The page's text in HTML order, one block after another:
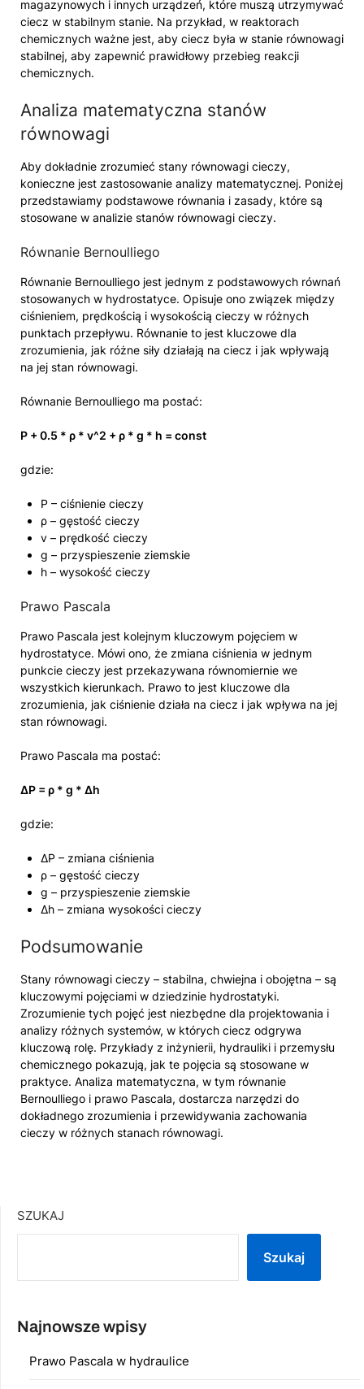
magazynowych i innych urządzeń, które muszą utrzymywać
ciecz w stabilnym stanie. Na przykład, w reaktorach
chemicznych ważne jest, aby ciecz była w stanie równowagi
stabilnej, aby zapewnić prawidłowy przebieg reakcji
chemicznych.
Analiza matematyczna stanów
równowagi
Aby dokładnie zrozumieć stany równowagi cieczy,
konieczne jest zastosowanie analizy matematycznej. Poniżej
przedstawiamy podstawowe równania i zasady, które są
stosowane w analizie stanów równowagi cieczy.
Równanie Bernoulliego
Równanie Bernoulliego jest jednym z podstawowych równań
stosowanych w hydrostatyce. Opisuje ono związek między
ciśnieniem, prędkością i wysokością cieczy w różnych
punktach przepływu. Równanie to jest kluczowe dla
zrozumienia, jak różne siły działają na ciecz i jak wpływają
na jej stan równowagi.
Równanie Bernoulliego ma postać:
P + 0.5 * ρ * v^2 + ρ * g * h = const
gdzie:
P – ciśnienie cieczy
ρ – gęstość cieczy
v – prędkość cieczy
g – przyspieszenie ziemskie
h – wysokość cieczy
Prawo Pascala
Prawo Pascala jest kolejnym kluczowym pojęciem w
hydrostatyce. Mówi ono, że zmiana ciśnienia w jednym
punkcie cieczy jest przekazywana równomiernie we
wszystkich kierunkach. Prawo to jest kluczowe dla
zrozumienia, jak ciśnienie działa na ciecz i jak wpływa na jej
stan równowagi.
Prawo Pascala ma postać:
ΔP = ρ * g * Δh
gdzie:
ΔP – zmiana ciśnienia
ρ – gęstość cieczy
g – przyspieszenie ziemskie
Δh – zmiana wysokości cieczy
Podsumowanie
Stany równowagi cieczy – stabilna, chwiejna i obojętna – są
kluczowymi pojęciami w dziedzinie hydrostatyki.
Zrozumienie tych pojęć jest niezbędne dla projektowania i
analizy różnych systemów, w których ciecz odgrywa
kluczową rolę. Przykłady z inżynierii, hydrauliki i przemysłu
chemicznego pokazują, jak te pojęcia są stosowane w
praktyce. Analiza matematyczna, w tym równanie
Bernoulliego i prawo Pascala, dostarcza narzędzi do
dokładnego zrozumienia i przewidywania zachowania
cieczy w różnych stanach równowagi.
SZUKAJ
Szukaj
Najnowsze wpisy
Prawo Pascala w hydraulice